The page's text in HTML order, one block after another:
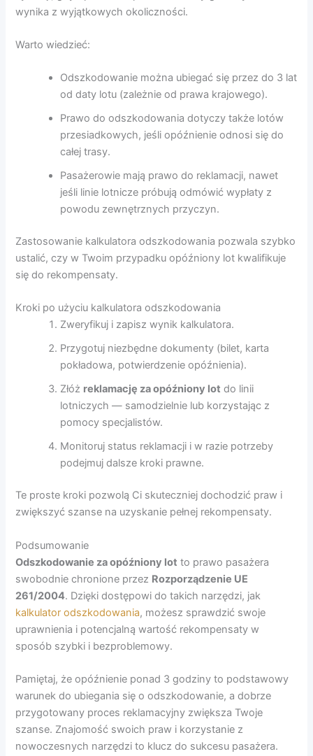
wynika z wyjątkowych okoliczności.
Warto wiedzieć:
Odszkodowanie można ubiegać się przez do 3 lat
od daty lotu (zależnie od prawa krajowego).
Prawo do odszkodowania dotyczy także lotów
przesiadkowych, jeśli opóźnienie odnosi się do
całej trasy.
Pasażerowie mają prawo do reklamacji, nawet
jeśli linie lotnicze próbują odmówić wypłaty z
powodu zewnętrznych przyczyn.
Zastosowanie kalkulatora odszkodowania pozwala szybko
ustalić, czy w Twoim przypadku opóźniony lot kwalifikuje
się do rekompensaty.
Kroki po użyciu kalkulatora odszkodowania
Zweryfikuj i zapisz wynik kalkulatora.
Przygotuj niezbędne dokumenty (bilet, karta
pokładowa, potwierdzenie opóźnienia).
Złóż reklamację za opóźniony lot do linii
lotniczych — samodzielnie lub korzystając z
pomocy specjalistów.
Monitoruj status reklamacji i w razie potrzeby
podejmuj dalsze kroki prawne.
Te proste kroki pozwolą Ci skuteczniej dochodzić praw i
zwiększyć szanse na uzyskanie pełnej rekompensaty.
Podsumowanie
Odszkodowanie za opóźniony lot to prawo pasażera
swobodnie chronione przez Rozporządzenie UE
261/2004. Dzięki dostępowi do takich narzędzi, jak
kalkulator odszkodowania, możesz sprawdzić swoje
uprawnienia i potencjalną wartość rekompensaty w
sposób szybki i bezproblemowy.
Pamiętaj, że opóźnienie ponad 3 godziny to podstawowy
warunek do ubiegania się o odszkodowanie, a dobrze
przygotowany proces reklamacyjny zwiększa Twoje
szanse. Znajomość swoich praw i korzystanie z
nowoczesnych narzędzi to klucz do sukcesu pasażera.